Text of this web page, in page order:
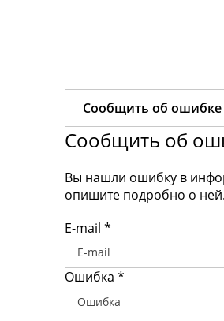
Сообщить об ошибке
Сообщить об
Вы нашли ошибку в
опишите подробно о ней.
E-mail *
Ошибка *